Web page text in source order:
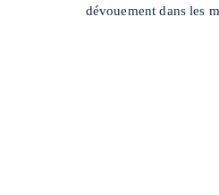
dévouement dans les